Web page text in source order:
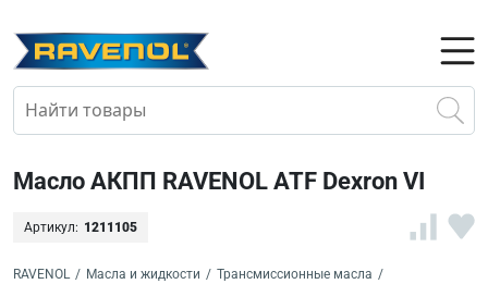
Масло АКПП RAVENOL ATF Dexron VI
Артикул: 1211105
RAVENOL / Масла и жидкости / Трансмиссионные масла /